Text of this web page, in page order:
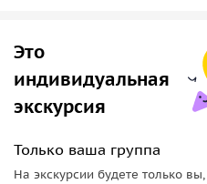
Эту информацию вам не
— ее можно получить только
Это
индивидуальная
экскурсия
Только ваша группа
На экскурсии будете только